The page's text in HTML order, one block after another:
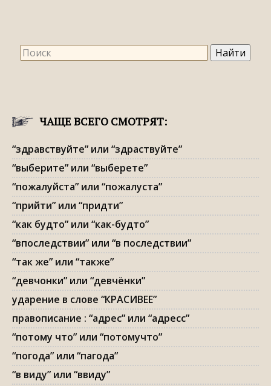
ЧАЩЕ ВСЕГО СМОТРЯТ:
“здравствуйте” или “здраствуйте”
“выберите” или “выберете”
“пожалуйста” или “пожалуста”
“прийти” или “придти”
“как будто” или “как-будто”
“впоследствии” или “в последствии”
“так же” или “также”
“девчонки” или “девчёнки”
ударение в слове “КРАСИВЕЕ”
правописание : “адрес” или “адресс”
“потому что” или “потомучто”
“погода” или “пагода”
“в виду” или “ввиду”